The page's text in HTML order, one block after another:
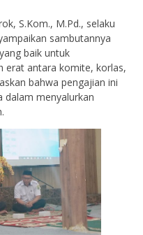
S.Kom., M.Pd., selaku
sambutannya
baik untuk
erat antara komite, korlas,
bahwa pengajian ini
dalam menyalurkan